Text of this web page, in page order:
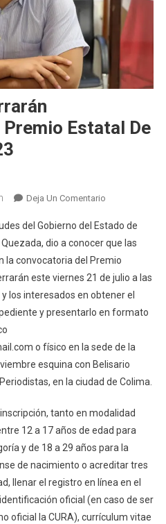
Estatal De
Deja Un ComentarioEn
Viernes
Cerrarán
Inscripciones
Al
Premio
Estatal
La
del Gobierno del Estado de
dio a conocer que las
la convocatoria del Premio
este viernes 21 de julio a las
los interesados en obtener el
y presentarlo en formato
o físico en la sede de la
esquina con Belisario
en la ciudad de Colima.
tanto en modalidad
12 a 17 años de edad para
y de 18 a 29 años para la
de nacimiento o acreditar tres
llenar el registro en línea en el
oficial (en caso de ser
oficial la CURA), currículum vitae